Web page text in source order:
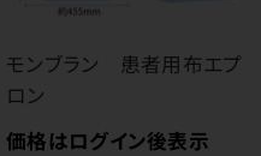
モンブラン 患者用布エプ
ロン
価格はログイン後表示